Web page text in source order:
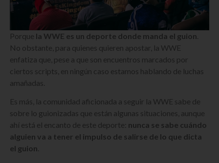
Porque la WWE es un deporte donde manda el guion
No obstante, para quienes quieren apostar, la WWE
enfatiza que, pese a que son encuentros marcados por
ciertos scripts, en ningún caso estamos hablando de luchas
amañadas.
Es más, la comunidad aficionada a seguir la WWE sabe de
sobre lo guionizadas que están algunas situaciones, aunque
ahí está el encanto de este deporte: nunca se sabe cuándo
alguien va a tener el impulso de salirse de lo que dicta
el guion